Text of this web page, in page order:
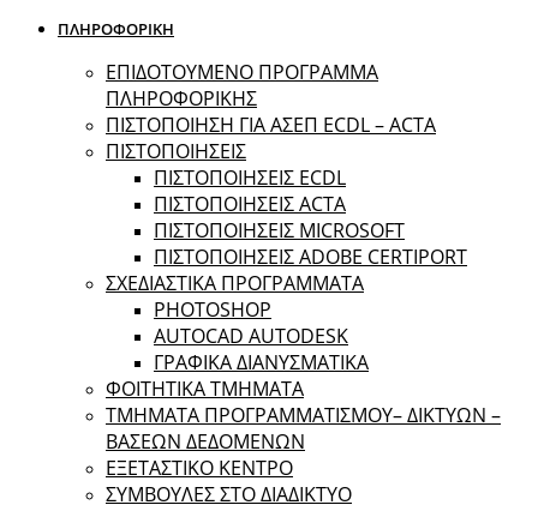
ΠΛΗΡΟΦΟΡΙΚΗ
ΕΠΙΔΟΤΟΥΜΕΝΟ ΠΡΟΓΡΑΜΜΑ
ΠΛΗΡΟΦΟΡΙΚΗΣ
ΠIΣΤΟΠΟΙΗΣΗ ΓΙΑ ΑΣΕΠ ECDL – ACTA
ΠΙΣΤΟΠΟΙΗΣΕΙΣ
ΠΙΣΤΟΠΟΙΗΣΕΙΣ ECDL
ΠΙΣΤΟΠΟΙΗΣΕΙΣ ACTA
ΠΙΣΤΟΠΟΙΗΣΕΙΣ MICROSOFT
ΠΙΣΤΟΠΟΙΗΣΕΙΣ ADOBE CERTIPORT
ΣΧΕΔΙΑΣΤΙΚΑ ΠΡΟΓΡΑΜΜΑΤΑ
PHOTOSHOP
AUTOCAD AUTODESK
ΓΡΑΦΙΚΑ ΔΙΑΝΥΣΜΑΤΙΚΑ
ΦΟΙΤΗΤΙΚΑ ΤΜΗΜΑΤΑ
ΤΜΗΜΑΤΑ ΠΡΟΓΡΑΜΜΑΤΙΣΜΟΥ– ΔΙΚΤΥΩΝ –
ΒΑΣΕΩΝ ΔΕΔΟΜΕΝΩΝ
ΕΞΕΤΑΣΤΙΚΟ ΚΕΝΤΡΟ
ΣΥΜΒΟΥΛΕΣ ΣΤΟ ΔΙΑΔΙΚΤΥΟ